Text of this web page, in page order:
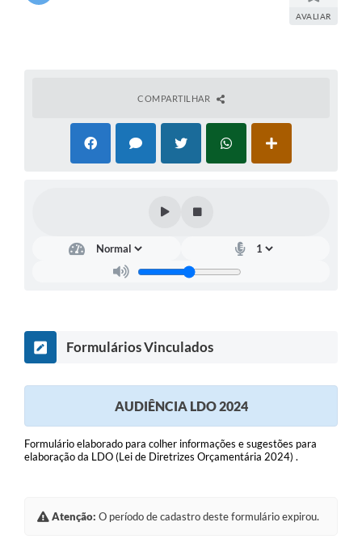
AVALIAR
COMPARTILHAR
Formulários Vinculados
AUDIÊNCIA LDO 2024
Formulário elaborado para colher informações e sugestões para
elaboração da LDO (Lei de Diretrizes Orçamentária 2024) .
Atenção: O período de cadastro deste formulário expirou.